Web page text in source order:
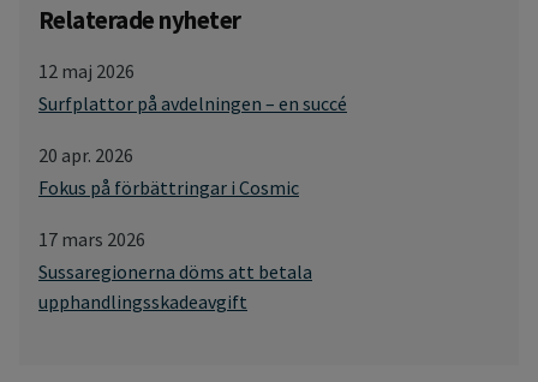
Relaterade nyheter
12 maj 2026
Surfplattor på avdelningen – en succé
20 apr. 2026
Fokus på förbättringar i Cosmic
17 mars 2026
Sussaregionerna döms att betala
upphandlingsskadeavgift